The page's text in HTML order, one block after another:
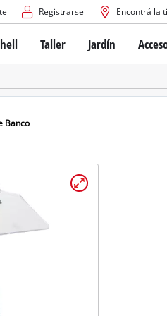
Registrarse Encontrá la
X-Change
Taller
Atornilladores inalámbricos
Taladros de columna
Routers para madera
Cepillos eléctricos
Jardín
Cortadoras de
Cortadoras de
Bombas para
Banco